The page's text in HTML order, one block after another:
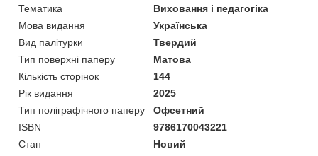
Тематика
Виховання і педагогіка
Мова видання
Українська
Вид палітурки
Твердий
Тип поверхні паперу
Матова
Кількість сторінок
144
Рік видання
2025
Тип поліграфічного паперу
Офсетний
ISBN
9786170043221
Стан
Новий